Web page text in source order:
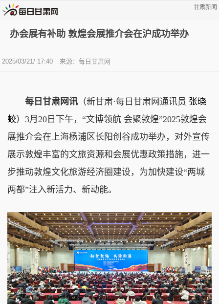
甘肃新闻
办会展有补助 敦煌会展推介会在沪成功举办
2025/03/21/ 17:40 来源：每日甘肃网
每日甘肃网讯 （新甘肃·每日甘肃网通讯员 张晓
蛟）3月20日下午，“文博领航 会聚敦煌”2025敦煌会
展推介会在上海杨浦区长阳创谷成功举办，对外宣传
展示敦煌丰富的文旅资源和会展优惠政策措施，进一
步推动敦煌文化旅游经济圈建设，为加快建设“两城
两都”注入新活力、新动能。